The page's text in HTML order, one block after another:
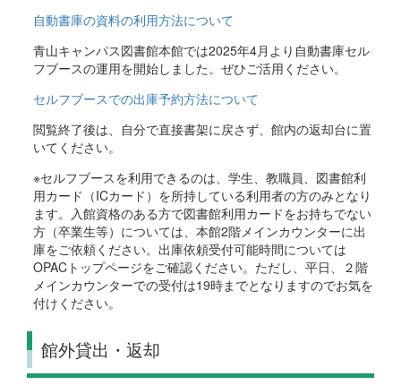
自動書庫の資料の利用方法について
青山キャンパス図書館本館では2025年4月より自動書庫セル
フブースの運用を開始しました。ぜひご活用ください。
セルフブースでの出庫予約方法について
閲覧終了後は、自分で直接書架に戻さず、館内の返却台に置
いてください。
※セルフブースを利用できるのは、学生、教職員、図書館利
用カード（ICカード）を所持している利用者の方のみとなり
ます。入館資格のある方で図書館利用カードをお持ちでない
方（卒業生等）については、本館2階メインカウンターに出
庫をご依頼ください。出庫依頼受付可能時間については
OPACトップページをご確認ください。ただし、平日、２階
メインカウンターでの受付は19時までとなりますのでお気を
付けください。
館外貸出・返却